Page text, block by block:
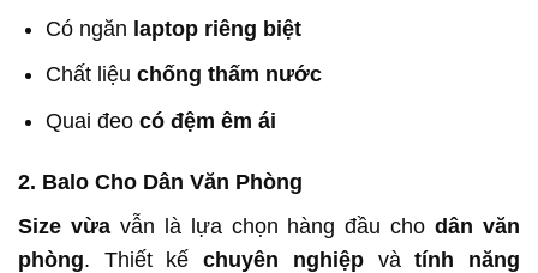
Có ngăn laptop riêng biệt
Chất liệu chống thấm nước
Quai đeo có đệm êm ái
2. Balo Cho Dân Văn Phòng
Size vừavẫn là lựa chọn hàng đầu chodân văn
phòng. Thiết kếchuyên nghiệpvàtính năng